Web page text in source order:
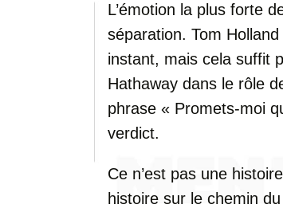
L’émotion la plus forte
séparation. Tom
instant, mais cela suffit
Hathaway dans le rôle
phrase « Promets-moi
verdict.
Ce n’est pas une
histoire sur le chemin